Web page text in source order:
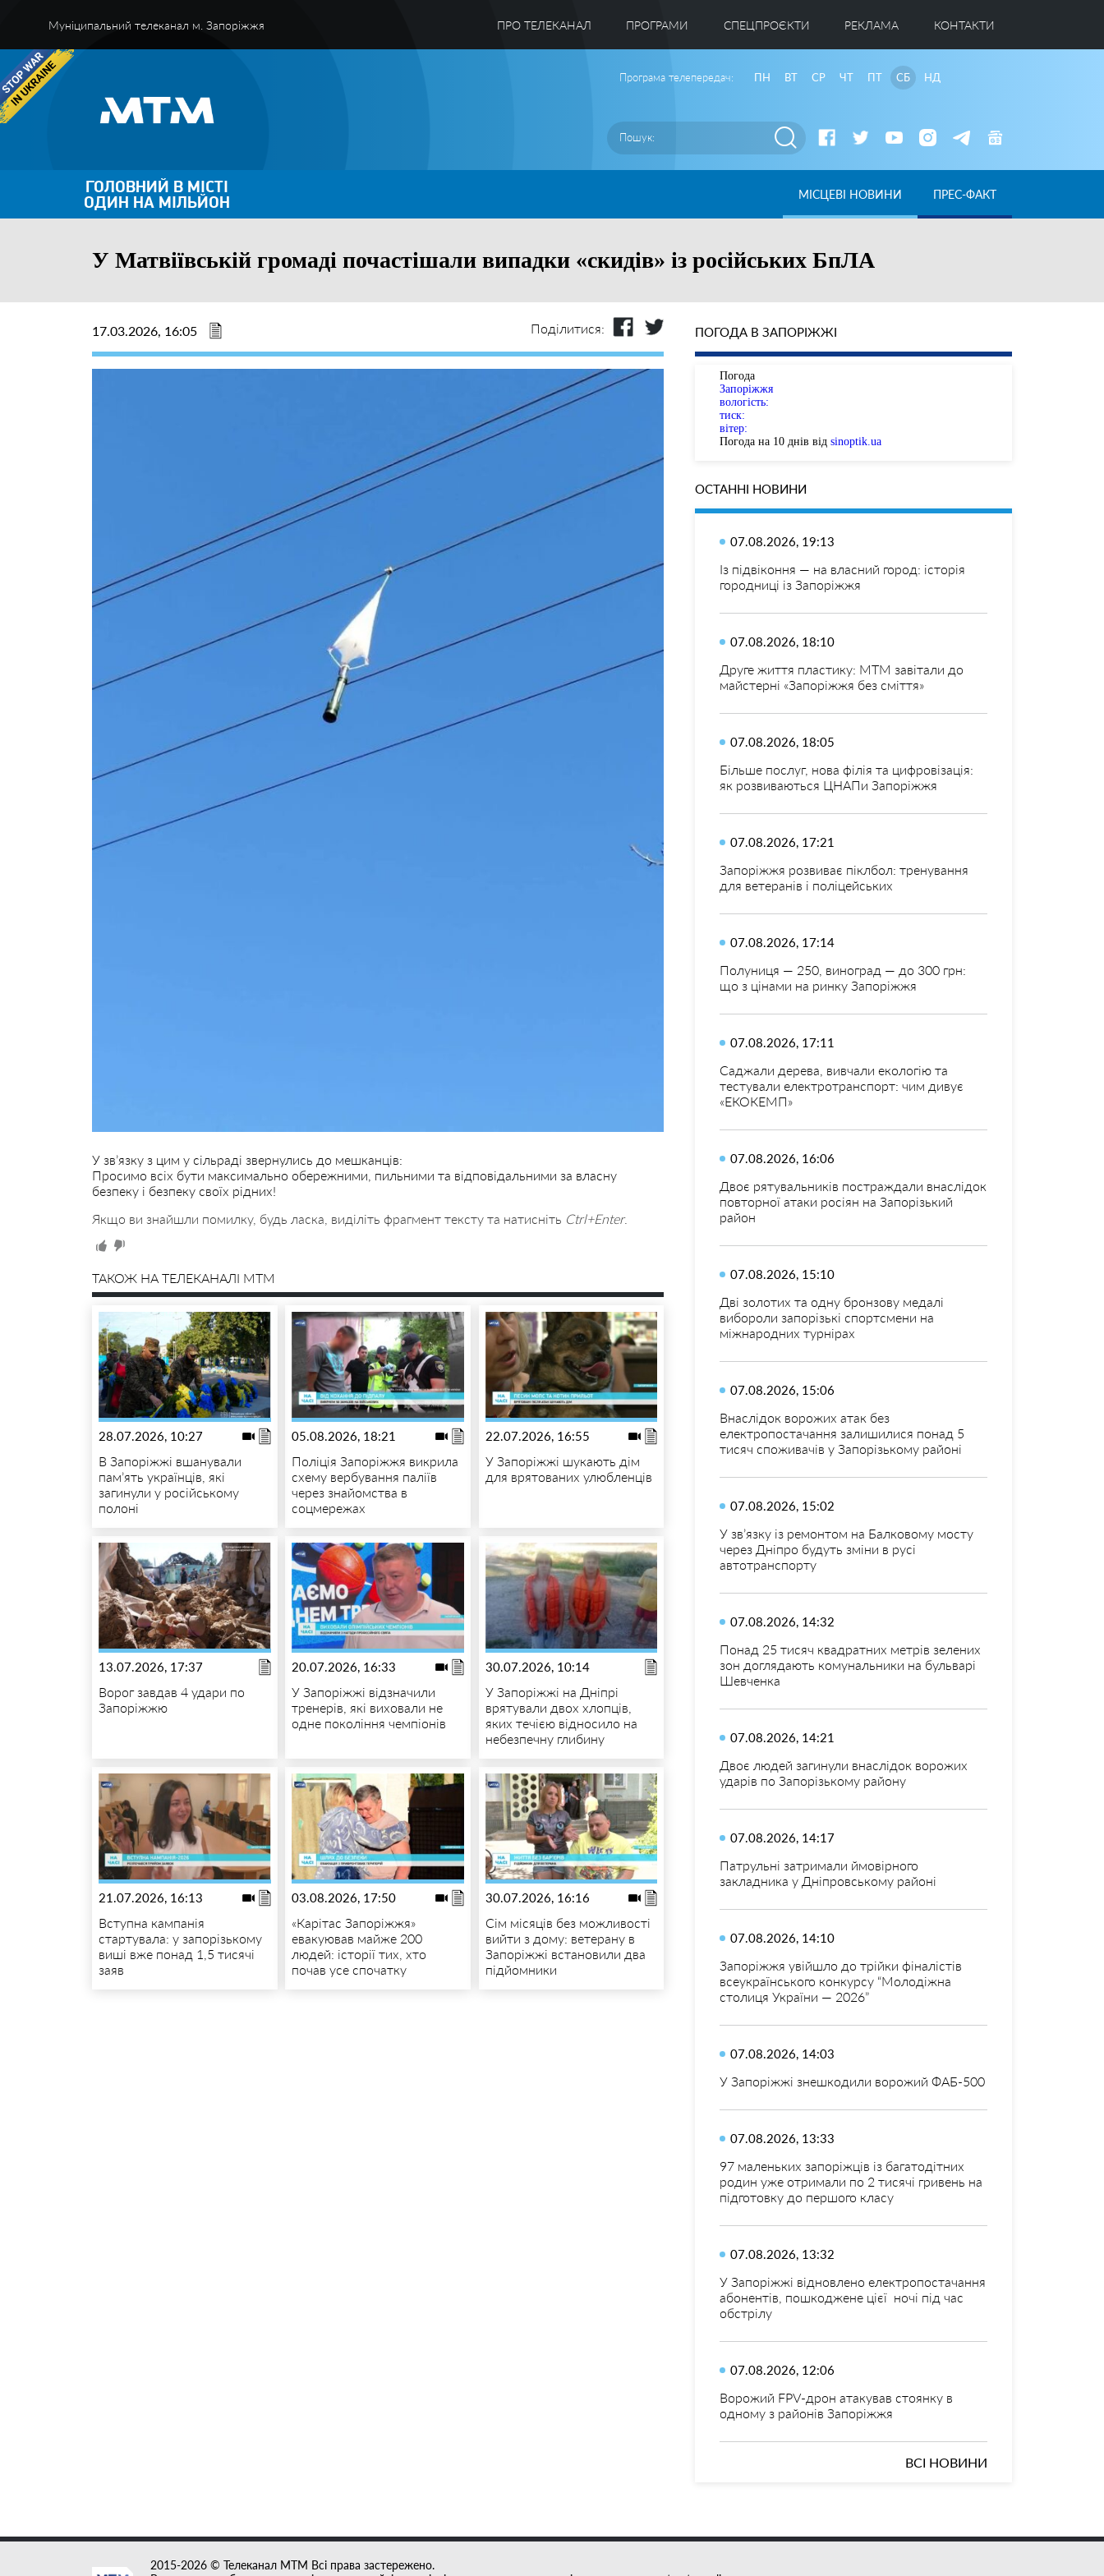
Муніципальний телеканал м. Запоріжжя ПРО ТЕЛЕКАНАЛ ПРОГРАМИ CПЕЦПРОЄКТИ РЕКЛАМА КОНТАКТИ
Програма телепередач: ПН ВТ СР ЧТ ПТ СБ НД
ГОЛОВНИЙ В МІСТІ
ОДИН НА МІЛЬЙОН МІСЦЕВІ НОВИНИ ПРЕС-ФАКТ
У Матвіївській громаді почастішали випадки «скидів» із російських БпЛА
17.03.2026, 16:05 Поділитися:
У зв’язку з цим у сільраді звернулись до мешканців:
Просимо всіх бути максимально обережними, пильними та відповідальними за власну
безпеку і безпеку своїх рідних!
Якщо ви знайшли помилку, будь ласка, виділіть фрагмент тексту та натисніть Ctrl+Enter.
ТАКОЖ НА ТЕЛЕКАНАЛІ MTM
28.07.2026, 10:27
В Запоріжжі вшанували
пам’ять українців, які
загинули у російському
полоні
05.08.2026, 18:21
Поліція Запоріжжя викрила
схему вербування паліїв
через знайомства в
соцмережах
22.07.2026, 16:55
У Запоріжжі шукають дім
для врятованих улюбленців
13.07.2026, 17:37
Ворог завдав 4 удари по
Запоріжжю
20.07.2026, 16:33
У Запоріжжі відзначили
тренерів, які виховали не
одне покоління чемпіонів
30.07.2026, 10:14
У Запоріжжі на Дніпрі
врятували двох хлопців,
яких течією відносило на
небезпечну глибину
21.07.2026, 16:13
Вступна кампанія
стартувала: у запорізькому
виші вже понад 1,5 тисячі
заяв
03.08.2026, 17:50
«Карітас Запоріжжя»
евакуював майже 200
людей: історії тих, хто
почав усе спочатку
30.07.2026, 16:16
Сім місяців без можливості
вийти з дому: ветерану в
Запоріжжі встановили два
підйомники
ПОГОДА В ЗАПОРІЖЖІ
Погода
Запоріжжя
вологість:
тиск:
вітер:
Погода на 10 днів від sinoptik.ua
ОСТАННІ НОВИНИ
07.08.2026, 19:13
Із підвіконня — на власний город: історія
городниці із Запоріжжя
07.08.2026, 18:10
Друге життя пластику: МТМ завітали до
майстерні «Запоріжжя без сміття»
07.08.2026, 18:05
Більше послуг, нова філія та цифровізація:
як розвиваються ЦНАПи Запоріжжя
07.08.2026, 17:21
Запоріжжя розвиває піклбол: тренування
для ветеранів і поліцейських
07.08.2026, 17:14
Полуниця — 250, виноград — до 300 грн:
що з цінами на ринку Запоріжжя
07.08.2026, 17:11
Саджали дерева, вивчали екологію та
тестували електротранспорт: чим дивує
«ЕКОКЕМП»
07.08.2026, 16:06
Двоє рятувальників постраждали внаслідок
повторної атаки росіян на Запорізький
район
07.08.2026, 15:10
Дві золотих та одну бронзову медалі
вибороли запорізькі спортсмени на
міжнародних турнірах
07.08.2026, 15:06
Внаслідок ворожих атак без
електропостачання залишилися понад 5
тисяч споживачів у Запорізькому районі
07.08.2026, 15:02
У зв’язку із ремонтом на Балковому мосту
через Дніпро будуть зміни в русі
автотранспорту
07.08.2026, 14:32
Понад 25 тисяч квадратних метрів зелених
зон доглядають комунальники на бульварі
Шевченка
07.08.2026, 14:21
Двоє людей загинули внаслідок ворожих
ударів по Запорізькому району
07.08.2026, 14:17
Патрульні затримали ймовірного
закладника у Дніпровському районі
07.08.2026, 14:10
Запоріжжя увійшло до трійки фіналістів
всеукраїнського конкурсу “Молодіжна
столиця України — 2026”
07.08.2026, 14:03
У Запоріжжі знешкодили ворожий ФАБ-500
07.08.2026, 13:33
97 маленьких запоріжців із багатодітних
родин уже отримали по 2 тисячі гривень на
підготовку до першого класу
07.08.2026, 13:32
У Запоріжжі відновлено електропостачання
абонентів, пошкоджене цієї ночі під час
обстрілу
07.08.2026, 12:06
Ворожий FPV-дрон атакував стоянку в
одному з районів Запоріжжя
ВСІ НОВИНИ
2015-2026 © Телеканал MTM Всі права застережено.